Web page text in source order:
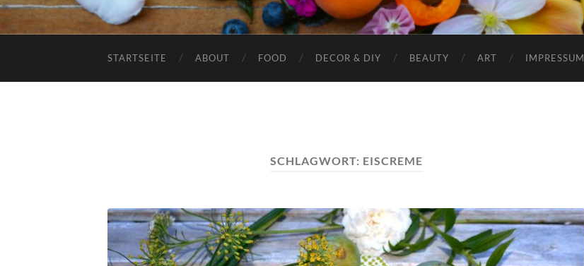
STARTSEITE ABOUT FOOD DECOR & DIY BEAUTY ART IMPRESSUM
SCHLAGWORT: EISCREME